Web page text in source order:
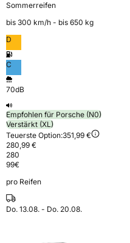
Sommerreifen
bis 300 km⁠/⁠h - bis 650 kg
D
C
70dB
Empfohlen für Porsche (N0)
Verstärkt (XL)
Teuerste Option:351,99 €
280,99 €
280
99€
pro Reifen
Do. 13.08. - Do. 20.08.